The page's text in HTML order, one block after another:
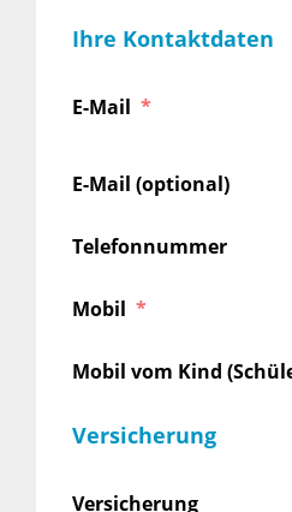
Ihre Kontaktdaten
E-Mail
E-Mail (optional)
Telefonnummer
Mobil
Mobil vom Kind
Versicherung
Versicherung